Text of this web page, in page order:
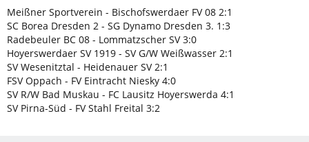
Meißner Sportverein - Bischofswerdaer FV 08 2:1
SC Borea Dresden 2 - SG Dynamo Dresden 3. 1:3
Radebeuler BC 08 - Lommatzscher SV 3:0
Hoyerswerdaer SV 1919 - SV G/W Weißwasser 2:1
SV Wesenitztal - Heidenauer SV 2:1
FSV Oppach - FV Eintracht Niesky 4:0
SV R/W Bad Muskau - FC Lausitz Hoyerswerda 4:1
SV Pirna-Süd - FV Stahl Freital 3:2